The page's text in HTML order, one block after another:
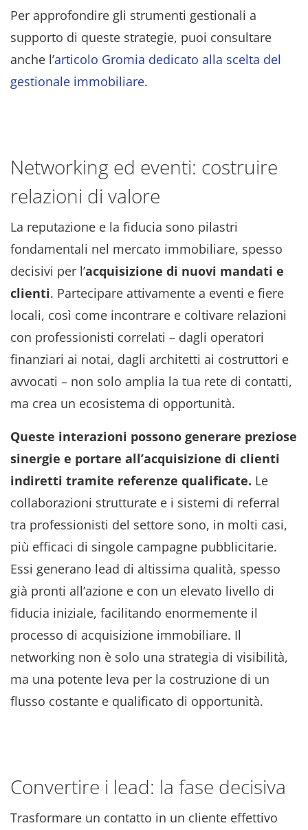
Per approfondire gli strumenti gestionali a
supporto di queste strategie, puoi consultare
anche l’articolo Gromia dedicato alla scelta del
gestionale immobiliare.
Networking ed eventi: costruire
relazioni di valore
La reputazione e la fiducia sono pilastri
fondamentali nel mercato immobiliare, spesso
decisivi per l’acquisizione di nuovi mandati e
clienti. Partecipare attivamente a eventi e fiere
locali, così come incontrare e coltivare relazioni
con professionisti correlati – dagli operatori
finanziari ai notai, dagli architetti ai costruttori e
avvocati – non solo amplia la tua rete di contatti,
ma crea un ecosistema di opportunità.
Queste interazioni possono generare preziose
sinergie e portare all’acquisizione di clienti
indiretti tramite referenze qualificate. Le
collaborazioni strutturate e i sistemi di referral
tra professionisti del settore sono, in molti casi,
più efficaci di singole campagne pubblicitarie.
Essi generano lead di altissima qualità, spesso
già pronti all’azione e con un elevato livello di
fiducia iniziale, facilitando enormemente il
processo di acquisizione immobiliare. Il
networking non è solo una strategia di visibilità,
ma una potente leva per la costruzione di un
flusso costante e qualificato di opportunità.
Convertire i lead: la fase decisiva
Trasformare un contatto in un cliente effettivo